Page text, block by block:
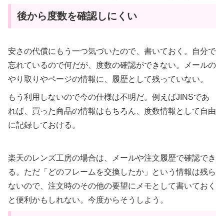
後から度数を確認しにくい
安さの代償にもう一つ気づいたので、書いておく。自分で
忘れているので何だが、度数の確認ができない。メールの
やり取りやページの情報に、履歴として残っていない。
もう利用しないので今の仕様は不明だ。例えばJINSであ
れば、買った商品の情報はもちろん、度数情報として自由
に記録しておける。
楽天のレンズ工房の場合は、メールや注文履歴で確認でき
る。ただ「どのフレームを交換したか」という情報は残ら
ないので、注文時のその他の要望にメモとして書いておく
と便利かもしれない。今度からそうしよう。